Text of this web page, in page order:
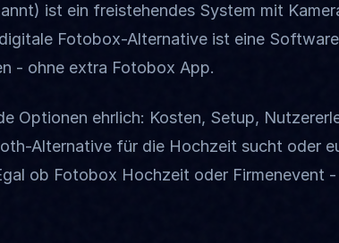
ist ein freistehendes System mit
Fotobox-Alternative ist eine
- ohne extra Fotobox App.
Optionen ehrlich: Kosten, Setup,
Alternative für die Hochzeit sucht oder
ob Fotobox Hochzeit oder Firmenevent -